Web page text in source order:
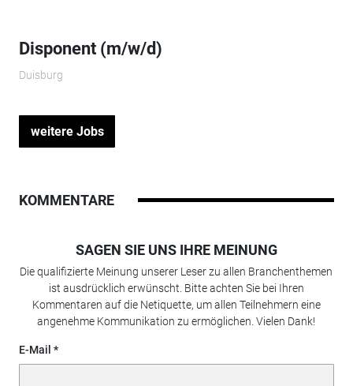
Disponent (m/w/d)
Duisburg
weitere Jobs
KOMMENTARE
SAGEN SIE UNS IHRE MEINUNG
Die qualifizierte Meinung unserer Leser zu allen Branchenthemen
ist ausdrücklich erwünscht. Bitte achten Sie bei Ihren
Kommentaren auf die Netiquette, um allen Teilnehmern eine
angenehme Kommunikation zu ermöglichen. Vielen Dank!
E-Mail